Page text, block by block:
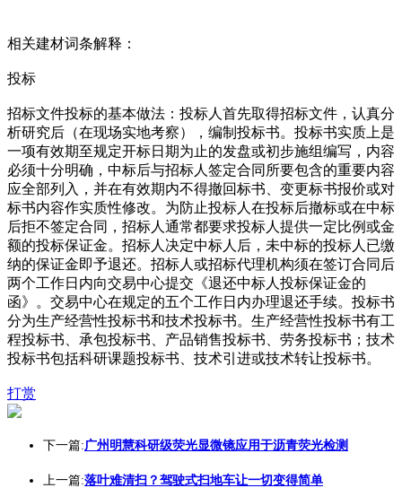
相关建材词条解释：
投标
招标文件投标的基本做法：投标人首先取得招标文件，认真分
析研究后（在现场实地考察），编制投标书。投标书实质上是
一项有效期至规定开标日期为止的发盘或初步施组编写，内容
必须十分明确，中标后与招标人签定合同所要包含的重要内容
应全部列入，并在有效期内不得撤回标书、变更标书报价或对
标书内容作实质性修改。为防止投标人在投标后撤标或在中标
后拒不签定合同，招标人通常都要求投标人提供一定比例或金
额的投标保证金。招标人决定中标人后，未中标的投标人已缴
纳的保证金即予退还。招标人或招标代理机构须在签订合同后
两个工作日内向交易中心提交《退还中标人投标保证金的
函》。交易中心在规定的五个工作日内办理退还手续。投标书
分为生产经营性投标书和技术投标书。生产经营性投标书有工
程投标书、承包投标书、产品销售投标书、劳务投标书；技术
投标书包括科研课题投标书、技术引进或技术转让投标书。
打赏
下一篇:广州明慧科研级荧光显微镜应用于沥青荧光检测
上一篇:落叶难清扫？驾驶式扫地车让一切变得简单